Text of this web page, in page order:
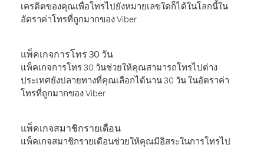
เครดิตของคุณเพื่อโทรไปยังหมายเลขใดก็ได้ในโลกนี้ใน
อัตราค่าโทรที่ถูกมากของ Viber
แพ็คเกจการโทร 30 วัน
แพ็คเกจการโทร 30 วันช่วยให้คุณสามารถโทรไปต่าง
ประเทศยังปลายทางที่คุณเลือกได้นาน 30 วัน ในอัตราค่า
โทรที่ถูกมากของ Viber
แพ็คเกจสมาชิกรายเดือน
แพ็คเกจสมาชิกรายเดือนช่วยให้คุณมีอิสระในการโทรไป